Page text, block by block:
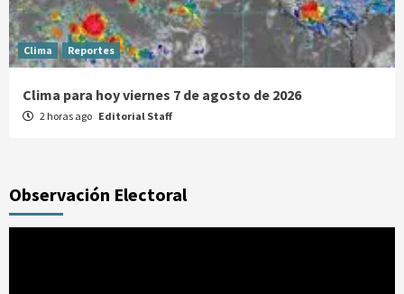
Clima Reportes
Clima para hoy viernes 7 de agosto de 2026
2 horas ago Editorial Staff
Observación Electoral